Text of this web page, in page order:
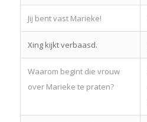
Jij bent vast Marieke!
Xing kijkt verbaasd.
Waarom begint die vrouw
over Marieke te praten?